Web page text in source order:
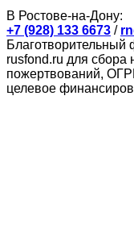
В Ростове-на-Дону:
+7 (928) 133 6673 /
rusfond.ru для сбора
пожертвований,
целевое